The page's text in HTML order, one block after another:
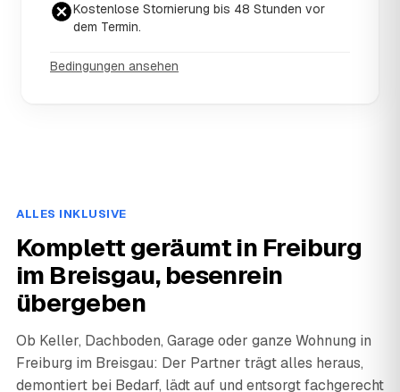
Kostenlose Stornierung bis 48 Stunden vor
dem Termin.
Bedingungen ansehen
ALLES INKLUSIVE
Komplett geräumt in Freiburg
im Breisgau, besenrein
übergeben
Ob Keller, Dachboden, Garage oder ganze Wohnung in
Freiburg im Breisgau: Der Partner trägt alles heraus,
demontiert bei Bedarf, lädt auf und entsorgt fachgerecht